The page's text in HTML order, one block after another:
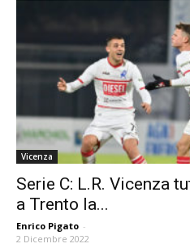
Vicenza
Serie C: L.R. Vicenza
a Trento la...
Enrico Pigato -
2 Dicembre 2022